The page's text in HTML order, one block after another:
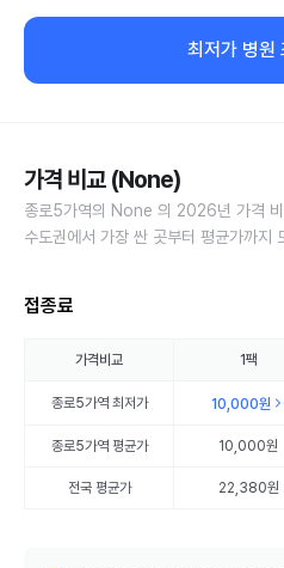
최저가 병원
가격 비교 (None)
종로5가역의 None 의 2026년 가격 비
수도권에서 가장 싼 곳부터 평균가까지
접종료
가격비교 1팩
종로5가역최저가 10,000원
종로5가역평균가 10,000원
전국 평균가 22,380원